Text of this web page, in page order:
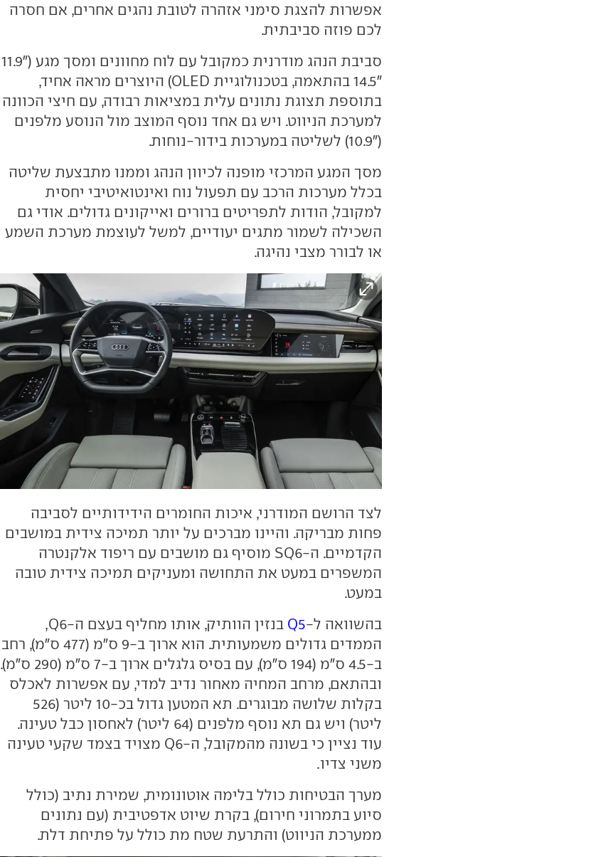
אפשרות להצגת סימני אזהרה לטובת נהגים אחרים, אם חסרה
לכם פוזה סביבתית.
סביבת הנהג מודרנית כמקובל עם לוח מחוונים ומסך מגע ("11.9
"14.5 בהתאמה, בטכנולוגיית OLED) היוצרים מראה אחיד,
בתוספת תצוגת נתונים עלית במציאות רבודה, עם חיצי הכוונה
למערכת הניווט. ויש גם אחד נוסף המוצב מול הנוסע מלפנים
("10.9) לשליטה במערכות בידור-נוחות.
מסך המגע המרכזי מופנה לכיוון הנהג וממנו מתבצעת שליטה
בכלל מערכות הרכב עם תפעול נוח ואינטואיטיבי יחסית
למקובל, הודות לתפריטים ברורים ואייקונים גדולים. אודי גם
השכילה לשמור מתגים יעודיים, למשל לעוצמת מערכת השמע
או לבורר מצבי נהיגה.
לצד הרושם המודרני, איכות החומרים הידידותיים לסביבה
פחות מבריקה. והיינו מברכים על יותר תמיכה צידית במושבים
הקדמיים. ה-SQ6 מוסיף גם מושבים עם ריפוד אלקנטרה
המשפרים במעט את התחושה ומעניקים תמיכה צידית טובה
במעט.
בהשוואה ל-Q5
בנזין הוותיק, אותו מחליף בעצם ה-Q6,
הממדים גדולים משמעותית. הוא ארוך ב-9 ס"מ (477 ס"מ), רחב
ב-4.5 ס"מ (194 ס"מ), עם בסיס גלגלים ארוך ב-7 ס"מ (290 ס"מ).
ובהתאם, מרחב המחיה מאחור נדיב למדי, עם אפשרות לאכלס
בקלות שלושה מבוגרים. תא המטען גדול בכ-10 ליטר (526
ליטר) ויש גם תא נוסף מלפנים (64 ליטר) לאחסון כבל טעינה.
עוד נציין כי בשונה מהמקובל, ה-Q6 מצויד בצמד שקעי טעינה
משני צדיו.
מערך הבטיחות כולל בלימה אוטונומית, שמירת נתיב (כולל
סיוע בתמרוני חירום), בקרת שיוט אדפטיבית (עם נתונים
ממערכת הניווט) והתרעת שטח מת כולל על פתיחת דלת.